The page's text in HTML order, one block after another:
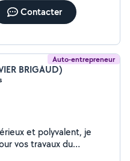
Contacter
Auto-entrepreneur
BRIGAUD)
vos travaux du